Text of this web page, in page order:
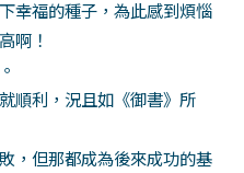
福的種子，為此感到煩惱
啊！
利，況且如《御書》所
但那都成為後來成功的基